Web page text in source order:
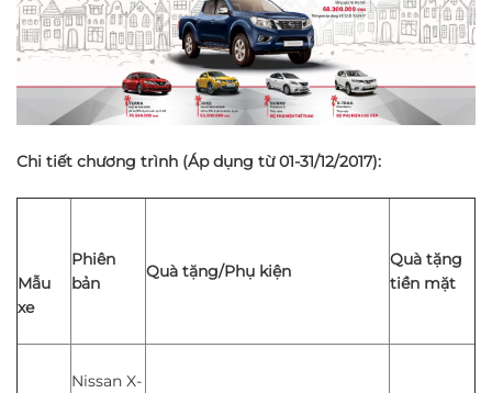
Chi tiết chương trình (Áp dụng từ 01-31/12/2017):
Mẫu
xe
Phiên
bản
Quà tặng/Phụ kiện
Quà tặng
tiền mặt
Nissan X-